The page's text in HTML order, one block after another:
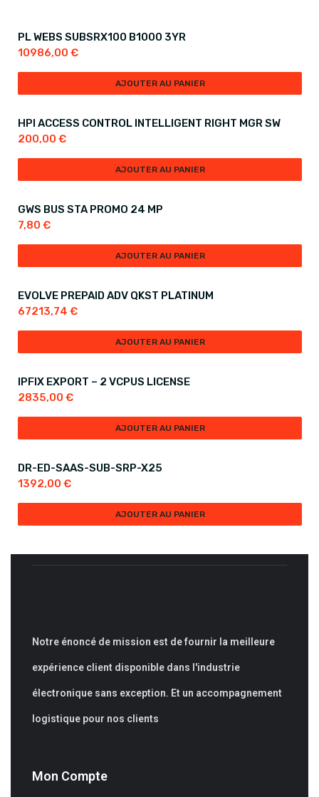
PL WEBS SUBSRX100 B1000 3YR
10986,00 €
AJOUTER AU PANIER
HPI ACCESS CONTROL INTELLIGENT RIGHT MGR SW
200,00 €
AJOUTER AU PANIER
GWS BUS STA PROMO 24 MP
7,80 €
AJOUTER AU PANIER
EVOLVE PREPAID ADV QKST PLATINUM
67213,74 €
AJOUTER AU PANIER
IPFIX EXPORT – 2 VCPUS LICENSE
2835,00 €
AJOUTER AU PANIER
DR-ED-SAAS-SUB-SRP-X25
1392,00 €
AJOUTER AU PANIER
Notre énoncé de mission est de fournir la meilleure
expérience client disponible dans l'industrie
électronique sans exception. Et un accompagnement
logistique pour nos clients
Mon Compte